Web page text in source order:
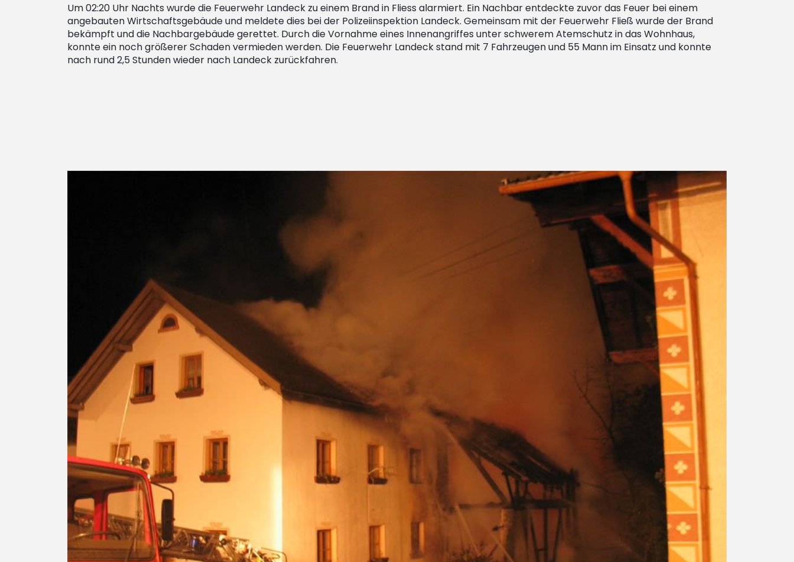
Um 02:20 Uhr Nachts wurde die Feuerwehr Landeck zu einem Brand in Fliess alarmiert. Ein Nachbar entdeckte zuvor das Feuer bei einem
angebauten Wirtschaftsgebäude und meldete dies bei der Polizeiinspektion Landeck. Gemeinsam mit der Feuerwehr Fließ wurde der Brand
bekämpft und die Nachbargebäude gerettet. Durch die Vornahme eines Innenangriffes unter schwerem Atemschutz in das Wohnhaus,
konnte ein noch größerer Schaden vermieden werden. Die Feuerwehr Landeck stand mit 7 Fahrzeugen und 55 Mann im Einsatz und konnte
nach rund 2,5 Stunden wieder nach Landeck zurückfahren.